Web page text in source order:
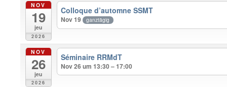
NOV
19
jeu
2026
Colloque d’automne SSMT
Nov 19 ganztägig
NOV
26
jeu
2026
Séminaire RRMdT
Nov 26 um 13:30 – 17:00